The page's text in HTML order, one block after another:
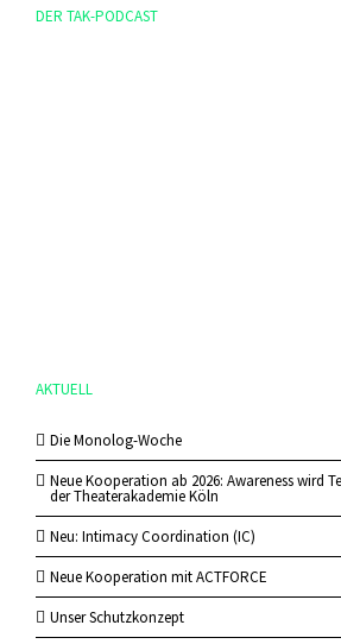
DER TAK-PODCAST
AKTUELL
Die Monolog-Woche
Neue Kooperation ab 2026: Awareness wird
der Theaterakademie Köln
Neu: Intimacy Coordination (IC)
Neue Kooperation mit ACTFORCE
Unser Schutzkonzept